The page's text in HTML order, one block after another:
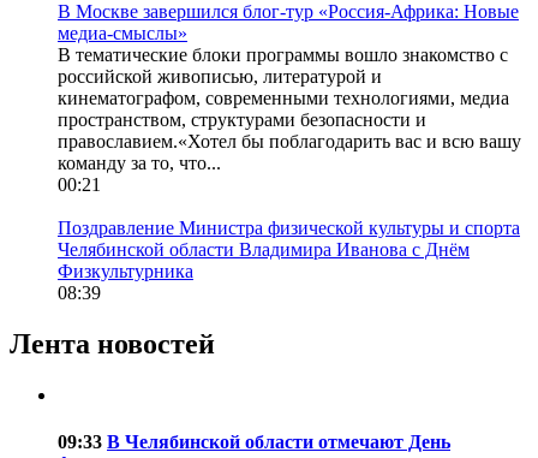
В Москве завершился блог-тур «Россия-Африка: Новые
медиа-смыслы»
В тематические блоки программы вошло знакомство с
российской живописью, литературой и
кинематографом, современными технологиями, медиа
пространством, структурами безопасности и
православием.«Хотел бы поблагодарить вас и всю вашу
команду за то, что...
00:21
Поздравление Министра физической культуры и спорта
Челябинской области Владимира Иванова с Днём
Физкультурника
08:39
Лента новостей
09:33 В Челябинской области отмечают День